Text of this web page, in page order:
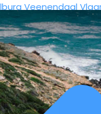
Veenendaal